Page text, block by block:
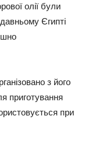
олії були
Єгипті
з його
приготування
при